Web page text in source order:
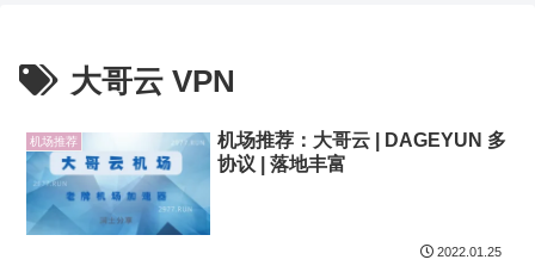
大哥云 VPN
机场推荐
机场推荐：大哥云 | DAGEYUN 多
协议 | 落地丰富
2022.01.25